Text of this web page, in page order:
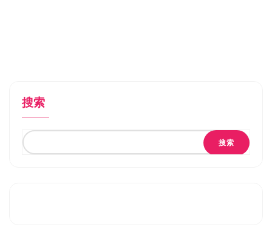
搜索
搜索